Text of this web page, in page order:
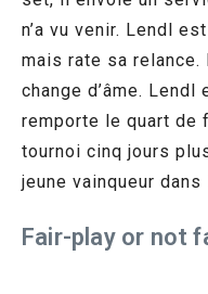
n’a vu venir. Lendl
mais rate sa
change d’âme.
remporte le quart de
tournoi cinq jours
jeune vainqueur dans
Fair-play or not